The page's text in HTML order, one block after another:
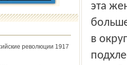
революции 1917
эта
в